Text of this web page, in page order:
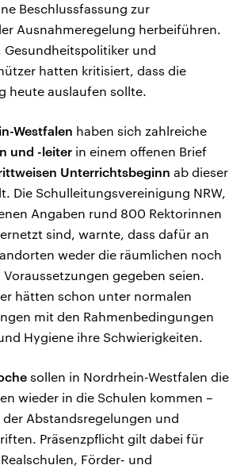
Beschlussfassung zur
Ausnahmeregelung herbeiführen.
Gesundheitspolitiker und
hatten kritisiert, dass die
heute auslaufen sollte.
Westfalen haben sich zahlreiche
und -leiter in einem offenen Brief
Unterrichtsbeginn ab dieser
Die Schulleitungsvereinigung NRW,
Angaben rund 800 Rektorinnen
sind, warnte, dass dafür an
weder die räumlichen noch
gegeben seien.
hätten schon unter normalen
mit den Rahmenbedingungen
Hygiene ihre Schwierigkeiten.
sollen in Nordrhein-Westfalen die
wieder in die Schulen kommen –
Abstandsregelungen und
Präsenzpflicht gilt dabei für
Förder- und